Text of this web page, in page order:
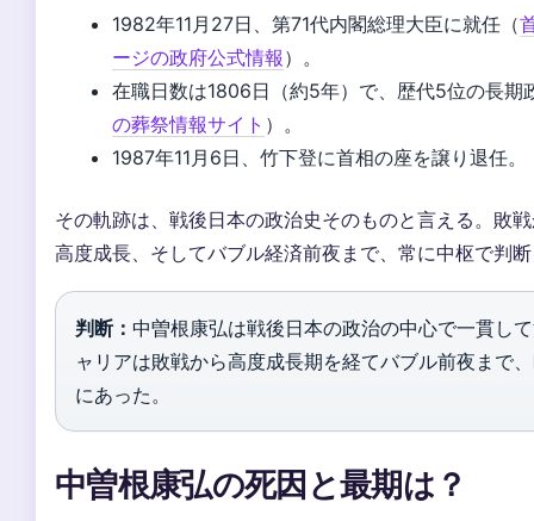
1982年11月27日、第71代内閣総理大臣に就任（
ージの政府公式情報 ）。
在職日数は1806日（約5年）で、歴代5位の長期
の葬祭情報サイト ）。
1987年11月6日、竹下登に首相の座を譲り退任。
その軌跡は、戦後日本の政治史そのものと言える。敗
高度成長、そしてバブル経済前夜まで、常に中枢で判
判断： 中曽根康弘は戦後日本の政治の中心で一貫し
ャリアは敗戦から高度成長期を経てバブル前夜まで
にあった。
中曽根康弘の死因と最期は？